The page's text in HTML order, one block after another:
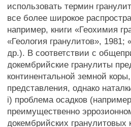
использовать термин
все более широкое
например, книги «Геохимия
«Геология гранулитов»,
др.). В соответствии с
докембрийские гранулиты
континентальной земной
представления, однако
i) проблема осадков
преимущественно
докембрийских гранулитовых